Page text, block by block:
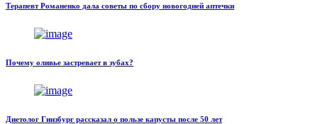
Терапевт Романенко дала советы по сбору новогодней аптечки
Почему оливье застревает в зубах?
Диетолог Гинзбург рассказал о пользе капусты после 50 лет